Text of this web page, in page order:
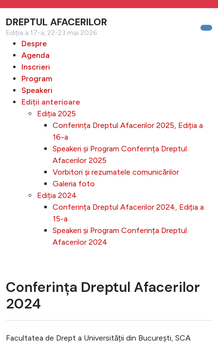
DREPTUL AFACERILOR
Ediția a 17-a, 22-23 mai 2026
Despre
Agenda
Inscrieri
Program
Speakeri
Ediții anterioare
Ediția 2025
Conferința Dreptul Afacerilor 2025, Ediția a
16-a
Speakeri și Program Conferința Dreptul
Afacerilor 2025
Vorbitori și rezumatele comunicărilor
Galeria foto
Ediția 2024
Conferința Dreptul Afacerilor 2024, Ediția a
15-a
Speakeri și Program Conferința Dreptul
Afacerilor 2024
Conferința Dreptul Afacerilor
2024
Facultatea de Drept a Universității din București, SCA